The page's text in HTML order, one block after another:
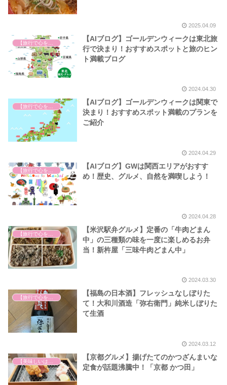
2025.04.09
【AIブログ】ゴールデンウィークは東北旅
行で決まり！おすすめスポットと旅のヒン
ト満載ブログ
2024.04.30
【AIブログ】ゴールデンウィークは関東で
決まり！おすすめスポット満載のプランを
ご紹介
2024.04.29
【AIブログ】GWは関西エリアがおすす
め！歴史、グルメ、自然を満喫しよう！
2024.04.28
【米沢駅弁グルメ】定番の「牛肉どまん
中」の三種類の味を一度に楽しめるお弁
当！新杵屋「三味牛肉どまん中」
2024.03.30
【旅行で心を癒そう】
【福島の日本酒】フレッシュなしぼりた
て！大和川酒造「弥右衛門」純米しぼりた
て生酒
2024.03.12
【京都グルメ】揚げたてのかつざんまいな
定食が話題沸騰中！「京都 かつ田」